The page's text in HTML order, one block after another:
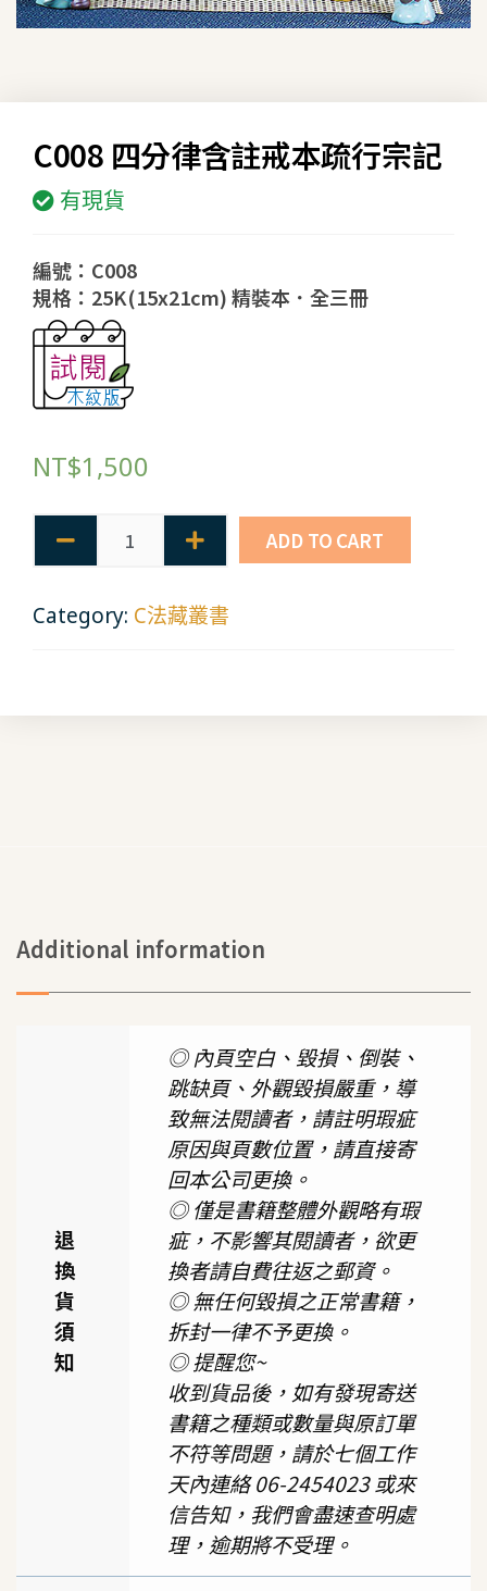
C008 四分律含註戒本疏行宗記
有現貨
編號：C008
規格：25K(15x21cm) 精裝本．全三冊
NT$1,500
ADD TO CART
Category: C法藏叢書
Additional information
退
換
貨
須
知
◎ 內頁空白、毀損、倒裝、
跳缺頁、外觀毀損嚴重，導
致無法閱讀者，請註明瑕疵
原因與頁數位置，請直接寄
回本公司更換。
◎ 僅是書籍整體外觀略有瑕
疵，不影響其閱讀者，欲更
換者請自費往返之郵資。
◎ 無任何毀損之正常書籍，
拆封一律不予更換。
◎ 提醒您~
收到貨品後，如有發現寄送
書籍之種類或數量與原訂單
不符等問題，請於七個工作
天內連絡 06-2454023 或來
信告知，我們會盡速查明處
理，逾期將不受理。